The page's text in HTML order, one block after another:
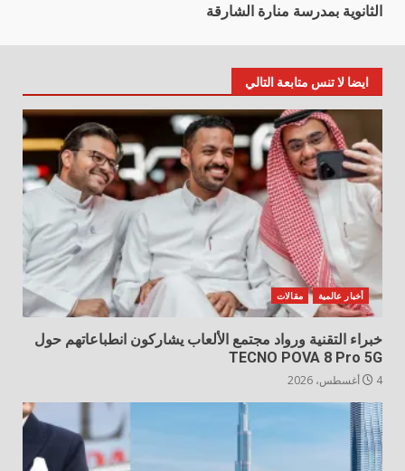
الثانوية بمدرسة منارة الشارقة
ايضا لا تنس متابعة التالي
أخبار عالمية مقالات
خبراء التقنية ورواد مجتمع الألعاب يشاركون انطباعاتهم حول
TECNO POVA 8 Pro 5G
4 أغسطس، 2026